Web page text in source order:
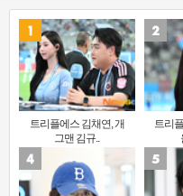
트리플에스 김채연, 개
그맨 김규..
트리